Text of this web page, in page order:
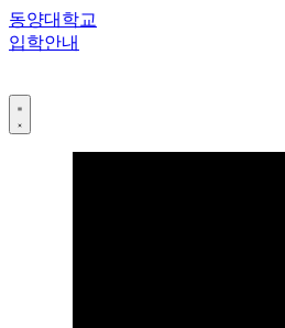
콘
텐
건
너
동양대학교
입학안내